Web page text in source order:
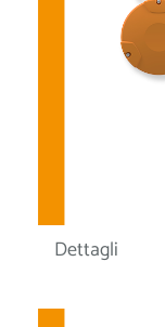
Dettagli